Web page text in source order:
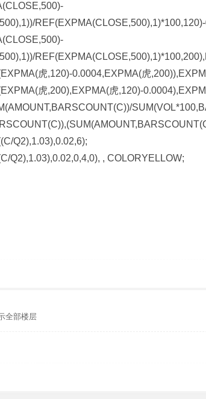
虎,120)-0.0004,EXPMA(虎
虎,200),EXPMA(虎,120)-
Q2),1.03),0.02,6);
Q2),1.03),0.02,0,4,0), , COLORYELLOW;
全部楼层